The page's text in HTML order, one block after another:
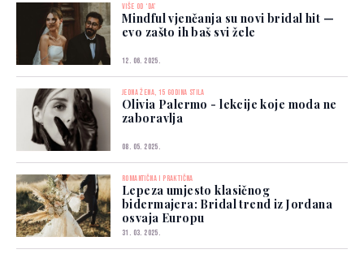
VIŠE OD ‘DA’
Mindful vjenčanja su novi bridal hit —
evo zašto ih baš svi žele
12. 06. 2025.
JEDNA ŽENA, 15 GODINA STILA
Olivia Palermo - lekcije koje moda ne
zaboravlja
08. 05. 2025.
ROMANTIČNA I PRAKTIČNA
Lepeza umjesto klasičnog
bidermajera: Bridal trend iz Jordana
osvaja Europu
31. 03. 2025.